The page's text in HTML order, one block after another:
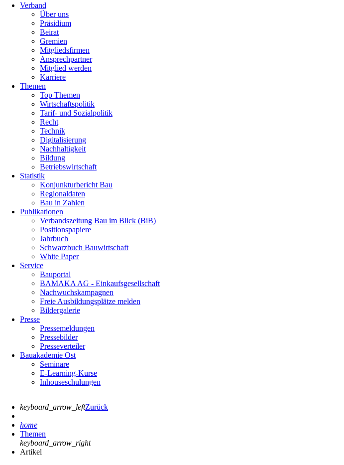
Verband
Über uns
Präsidium
Beirat
Gremien
Mitgliedsfirmen
Ansprechpartner
Mitglied werden
Karriere
Themen
Top Themen
Wirtschaftspolitik
Tarif- und Sozialpolitik
Recht
Technik
Digitalisierung
Nachhaltigkeit
Bildung
Betriebswirtschaft
Statistik
Konjunkturbericht Bau
Regionaldaten
Bau in Zahlen
Publikationen
Verbandszeitung Bau im Blick (BiB)
Positionspapiere
Jahrbuch
Schwarzbuch Bauwirtschaft
White Paper
Service
Bauportal
BAMAKA AG - Einkaufsgesellschaft
Nachwuchskampagnen
Freie Ausbildungsplätze melden
Bildergalerie
Presse
Pressemeldungen
Pressebilder
Presseverteiler
Bauakademie Ost
Seminare
E-Learning-Kurse
Inhouseschulungen
keyboard_arrow_leftZurück
home
Themen
keyboard_arrow_right
Artikel